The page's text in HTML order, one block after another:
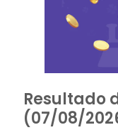
Resultado
(07/08/